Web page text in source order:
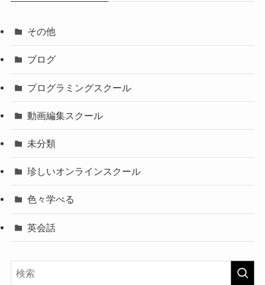
その他
ブログ
プログラミングスクール
動画編集スクール
未分類
珍しいオンラインスクール
色々学べる
英会話